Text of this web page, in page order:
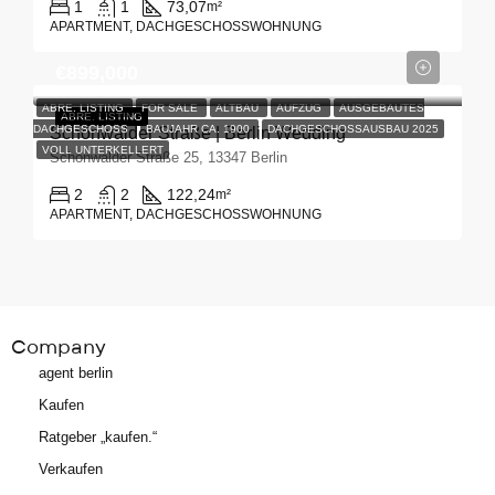
1 1 73,07m²
APARTMENT, DACHGESCHOSSWOHNUNG
ABRE. LISTING
ABRE. LISTING FOR SALE ALTBAU AUFZUG
AUSGEBAUTES
DACHGESCHOSS
BAUJAHR CA. 1900
DACHGESCHOSSAUSBAU 2025
VOLL UNTERKELLERT
Schönwalder Straße | Berlin Wedding
Schönwalder Straße 25, 13347 Berlin
2 2 122,24m²
APARTMENT, DACHGESCHOSSWOHNUNG
Company
agent berlin
Kaufen
Ratgeber „kaufen.“
Verkaufen